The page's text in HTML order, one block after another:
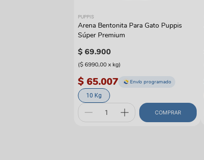
PUPPIS
Arena Bentonita Para Gato Puppis
Súper Premium
$69.900
($ 6990,00x kg)
$ 65.007 Envío programado
10 Kg
COMPRAR